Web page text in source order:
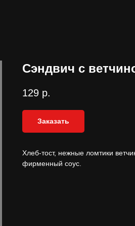
Сэндвич с
129 р.
Заказать
Хлеб-тост, нежные ломтики
фирменный соус.